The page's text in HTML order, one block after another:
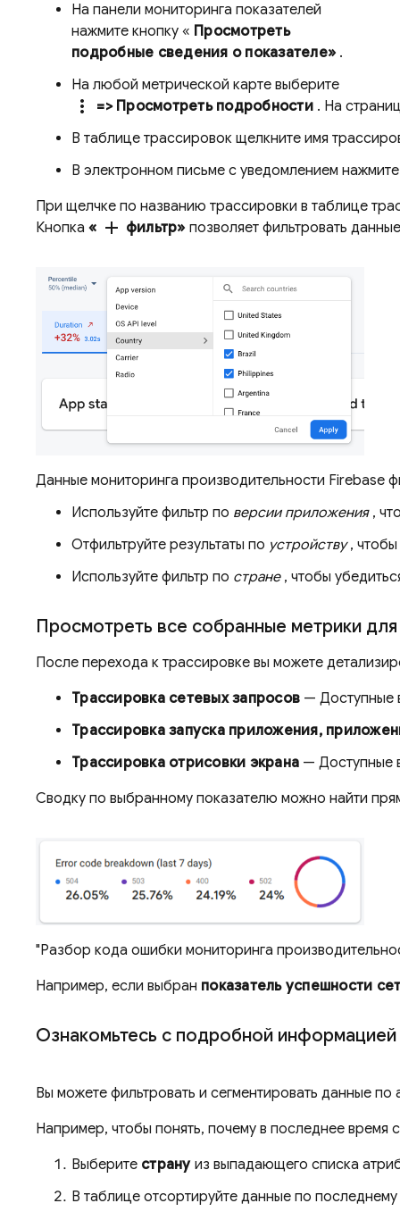
На панели мониторинга показателей
нажмите кнопку « Просмотреть
подробные сведения о показателе» .
На любой метрической карте выберите
more_vert => Просмотреть подробности. На
В таблице трассировок щелкните имя
В электронном письме с уведомлением
При щелчке по названию трассировки в таблице
Кнопка « add фильтр» позволяет фильтровать
Данные мониторинга производительности Firebase
Используйте фильтр по версии приложения,
Отфильтруйте результаты по устройству, чтобы
Используйте фильтр по стране, чтобы
Просмотреть все собранные метрики
После перехода к трассировке вы можете
Трассировка сетевых запросов — Доступные
Трассировка запуска приложения,
Трассировка отрисовки экрана — Доступные
Сводку по выбранному показателю можно найти
"Разбор кода ошибки мониторинга
Например, если выбран показатель успешности
Ознакомьтесь с подробной
Вы можете фильтровать и сегментировать данные
Например, чтобы понять, почему в последнее время
Выберите странуиз выпадающего списка
В таблице отсортируйте данные по